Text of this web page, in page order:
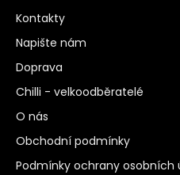
Kontakty
Napište nám
Doprava
Chilli - velkoodběratelé
O nás
Obchodní podmínky
Podmínky ochrany osobních